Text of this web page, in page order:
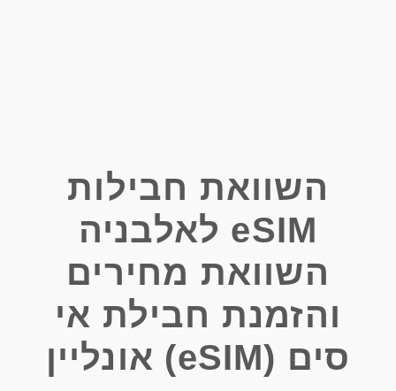
השוואת חבילות
eSIM לאלבניה
השוואת מחירים
והזמנת חבילת אי
סים (eSIM) אונליין